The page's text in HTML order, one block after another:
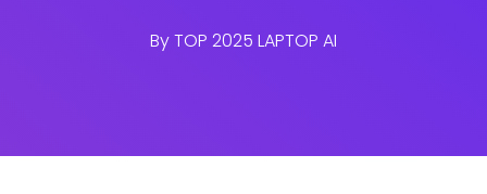
ByTOP 2025 LAPTOP AI